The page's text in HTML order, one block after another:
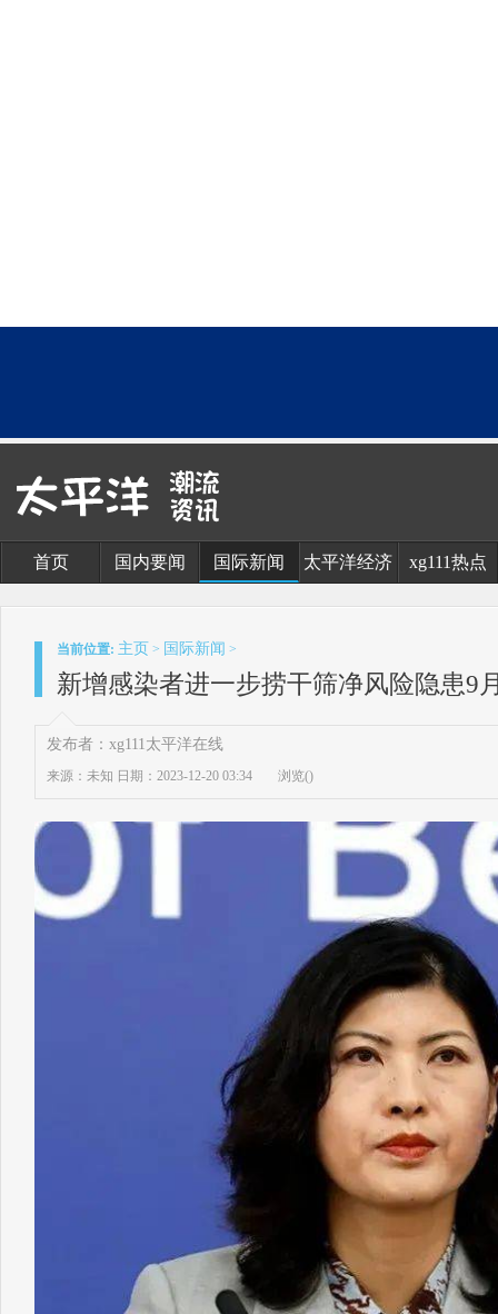
首页 国内要闻 国际新闻 太平洋经济 xg111热点
当前位置: 主页 > 国际新闻 >
新增感染者进一步捞干筛净风险隐患9
发布者：xg111太平洋在线
来源：未知 日期：2023-12-20 03:34 浏览()